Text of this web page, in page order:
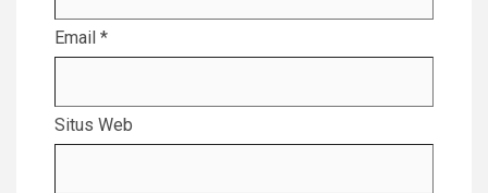
Email *
Situs Web